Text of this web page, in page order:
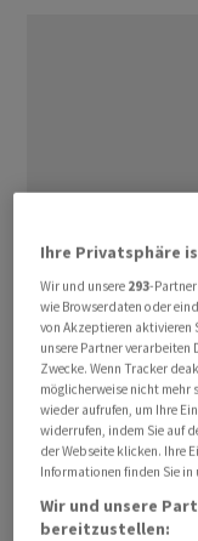
"Wenn ich als
Autoherstellern
chinesischen
entsprechend
Ihre Privatsphäre
Wir und unsere 293-
wie Browserdaten oder
von Akzeptieren aktivieren
unsere Partner verarbeiten
Zwecke. Wenn Tracker
möglicherweise nicht mehr
wieder aufrufen, um Ihre
widerrufen, indem Sie auf
der Webseite klicken. Ihre
Informationen finden Sie
Wir und unsere
bereitzustellen: